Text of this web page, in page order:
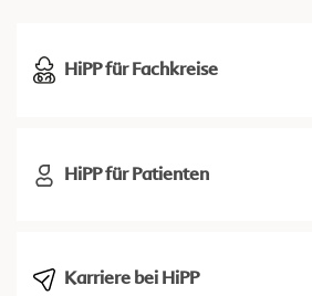
HiPP für Fachkreise
HiPP für Patienten
Karriere bei HiPP